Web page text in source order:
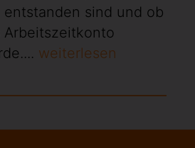
sind und ob
Arbeitszeitkonto
weiterlesen